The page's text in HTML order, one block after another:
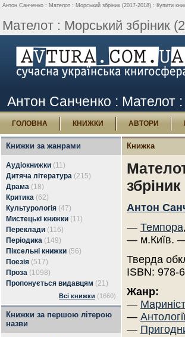
Антон Санченко : Мателот : Морський збріник (2017-2018) : Купити
Мателот : Морський збріник
Антон Санченко : Мателот
ГОЛОВНА КНИЖКИ АВТОРИ
Книжки за жанрами
Аудіокнижки (11)
Дитяча література (215)
Драма (18)
Критика (62)
Культурологія (47)
Мистецькі книжки (11)
Переклади (116)
Періодика (149)
Піксельні книжки (56)
Поезія (517)
Проза (1098)
Пропонується видавцям (21)
Всі книжки (1660)
Книжки за першою літерою
назви
Книжка
Антон
— Темпора
— м.Київ.
Тверда
ISBN: 978-
Жанр:
—
—
—